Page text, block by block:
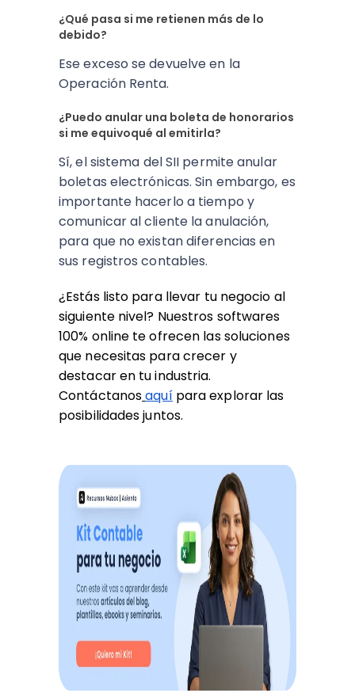
¿Qué pasa si me retienen más de lo
debido?
Ese exceso se devuelve en la
Operación Renta.
¿Puedo anular una boleta de honorarios
si me equivoqué al emitirla?
Sí, el sistema del SII permite anular
boletas electrónicas. Sin embargo, es
importante hacerlo a tiempo y
comunicar al cliente la anulación,
para que no existan diferencias en
sus registros contables.
¿Estás listo para llevar tu negocio al
siguiente nivel? Nuestros softwares
100% online te ofrecen las soluciones
que necesitas para crecer y
destacar en tu industria.
Contáctanosaquípara explorar las
posibilidades juntos.